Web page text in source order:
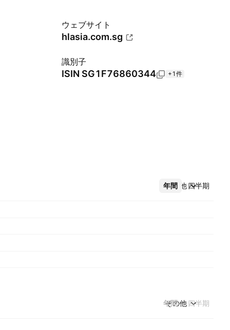
ウェブサイト
hlasia.com.sg
識別子
ISIN SG1F76860344 +1件
年間 四半期
その他
年間 四半期
その他